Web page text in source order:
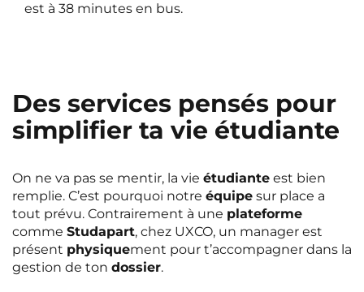
est à 38 minutes en bus.
Des services pensés pour
simplifier ta vie étudiante
On ne va pas se mentir, la vie étudiante est bien
remplie. C’est pourquoi notre équipe sur place a
tout prévu. Contrairement à une plateforme
comme Studapart, chez UXCO, un manager est
présent physiquement pour t’accompagner dans la
gestion de ton dossier.